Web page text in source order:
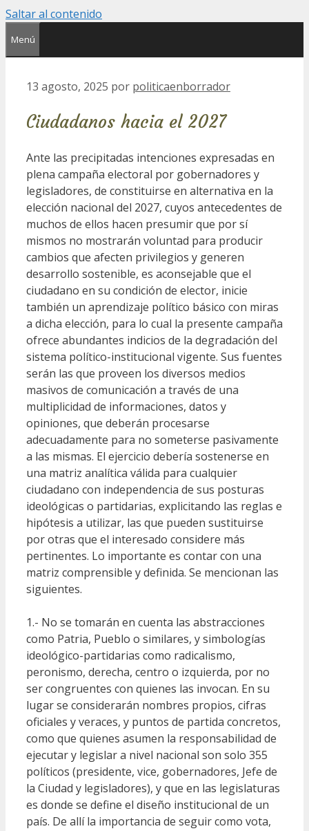
Saltar al contenido
Menú
13 agosto, 2025 por politicaenborrador
Ciudadanos hacia el 2027
Ante las precipitadas intenciones expresadas en
plena campaña electoral por gobernadores y
legisladores, de constituirse en alternativa en la
elección nacional del 2027, cuyos antecedentes de
muchos de ellos hacen presumir que por sí
mismos no mostrarán voluntad para producir
cambios que afecten privilegios y generen
desarrollo sostenible, es aconsejable que el
ciudadano en su condición de elector, inicie
también un aprendizaje político básico con miras
a dicha elección, para lo cual la presente campaña
ofrece abundantes indicios de la degradación del
sistema político-institucional vigente. Sus fuentes
serán las que proveen los diversos medios
masivos de comunicación a través de una
multiplicidad de informaciones, datos y
opiniones, que deberán procesarse
adecuadamente para no someterse pasivamente
a las mismas. El ejercicio debería sostenerse en
una matriz analítica válida para cualquier
ciudadano con independencia de sus posturas
ideológicas o partidarias, explicitando las reglas e
hipótesis a utilizar, las que pueden sustituirse
por otras que el interesado considere más
pertinentes. Lo importante es contar con una
matriz comprensible y definida. Se mencionan las
siguientes.
1.- No se tomarán en cuenta las abstracciones
como Patria, Pueblo o similares, y simbologías
ideológico-partidarias como radicalismo,
peronismo, derecha, centro o izquierda, por no
ser congruentes con quienes las invocan. En su
lugar se considerarán nombres propios, cifras
oficiales y veraces, y puntos de partida concretos,
como que quienes asumen la responsabilidad de
ejecutar y legislar a nivel nacional son solo 355
políticos (presidente, vice, gobernadores, Jefe de
la Ciudad y legisladores), y que en las legislaturas
es donde se define el diseño institucional de un
país. De allí la importancia de seguir como vota,